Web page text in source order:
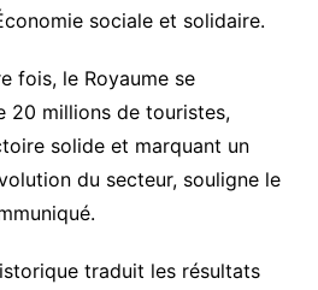
sociale et solidaire.
fois, le Royaume se
20 millions de touristes,
solide et marquant un
du secteur, souligne le
traduit les résultats